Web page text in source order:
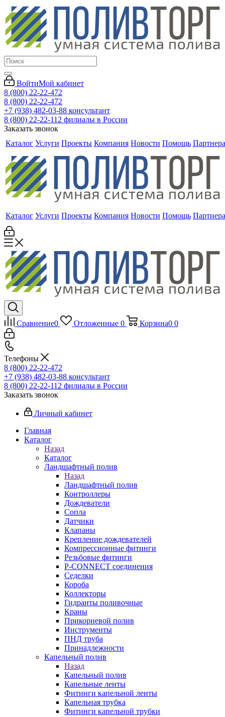
ВойтиМой кабинет
8 (800) 22-22-472
8 (800) 22-22-472
+7 (938) 482-03-88 консультант
8 (800) 22-22-112 филиалы в России
Заказать звонок
Каталог Услуги Проекты Компания Новости Помощь
Каталог Услуги Проекты Компания Новости Помощь
Сравнение0 Отложенные 0 Корзина0 0
Телефоны
8 (800) 22-22-472
+7 (938) 482-03-88 консультант
8 (800) 22-22-112 филиалы в России
Заказать звонок
Личный кабинет
Главная
Каталог
Назад
Каталог
Ландшафтный полив
Назад
Ландшафтный полив
Контроллеры
Дождеватели
Сопла
Датчики
Клапаны
Крепление дождевателей
Компрессионные фитинги
Резьбовые фитинги
P-CONNECT соединения
Седелки
Короба
Коллекторы
Гидранты поливочные
Краны
Прикорневой полив
Инструменты
ПНД труба
Принадлежности
Капельный полив
Назад
Капельный полив
Капельные ленты
Фитинги капельной ленты
Капельная трубка
Фитинги капельной трубки